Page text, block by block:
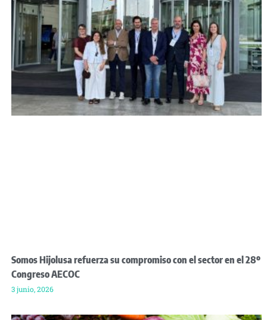
Somos Hijolusa refuerza su compromiso con el sector en el 28º
Congreso AECOC
3 junio, 2026